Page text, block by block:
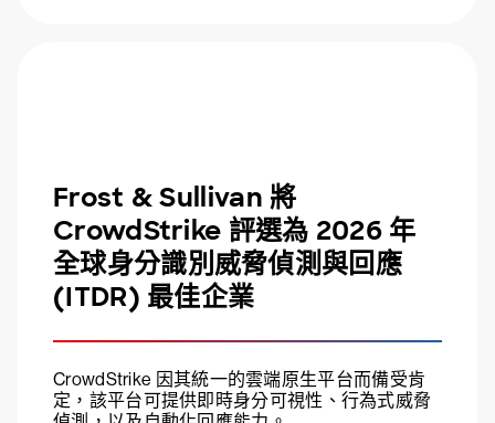
Frost & Sullivan 將
CrowdStrike 評選為 2026 年
全球身分識別威脅偵測與回應
(ITDR) 最佳企業
CrowdStrike 因其統一的雲端原生平台而備受肯
定，該平台可提供即時身分可視性、行為式威脅